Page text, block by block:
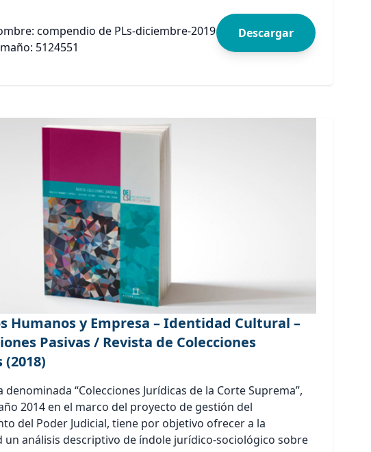
compendio de PLs-diciembre-2019
5124551
Descargar
Humanos y Empresa – Identidad Cultural –
Pasivas / Revista de Colecciones
(2018)
denominada “Colecciones Jurídicas de la Corte Suprema”,
2014 en el marco del proyecto de gestión del
del Poder Judicial, tiene por objetivo ofrecer a la
un análisis descriptivo de índole jurídico-sociológico sobre